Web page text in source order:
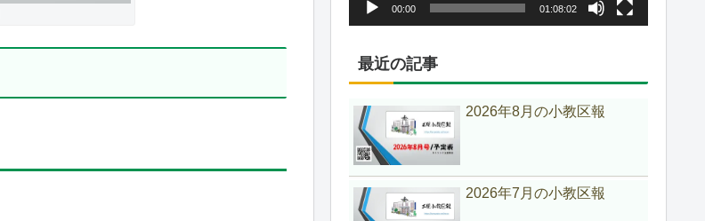
00:00 01:08:02
最近の記事
2026年8月の小教区報
2026年7月の小教区報